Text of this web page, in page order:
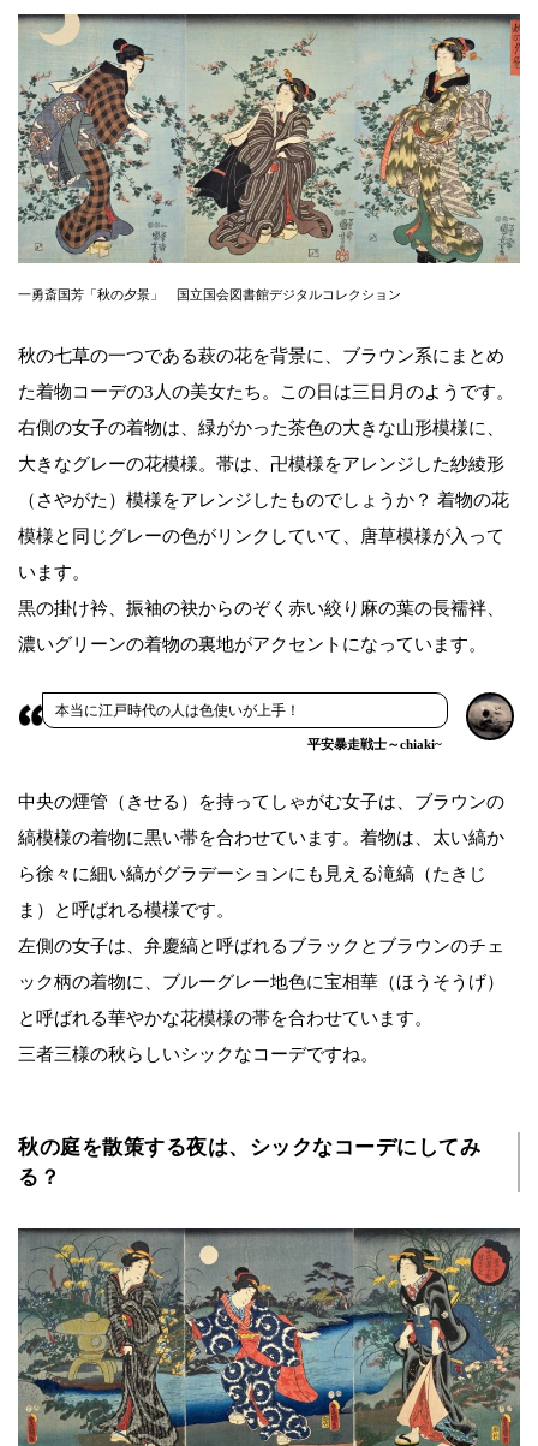
一勇斎国芳「秋の夕景」 国立国会図書館デジタルコレクション
秋の七草の一つである萩の花を背景に、ブラウン系にまとめ
た着物コーデの3人の美女たち。この日は三日月のようです。
右側の女子の着物は、緑がかった茶色の大きな山形模様に、
大きなグレーの花模様。帯は、卍模様をアレンジした紗綾形
（さやがた）模様をアレンジしたものでしょうか？ 着物の花
模様と同じグレーの色がリンクしていて、唐草模様が入って
います。
黒の掛け衿、振袖の袂からのぞく赤い絞り麻の葉の長襦袢、
濃いグリーンの着物の裏地がアクセントになっています。
本当に江戸時代の人は色使いが上手！
平安暴走戦士～chiaki~
中央の煙管（きせる）を持ってしゃがむ女子は、ブラウンの
縞模様の着物に黒い帯を合わせています。着物は、太い縞か
ら徐々に細い縞がグラデーションにも見える滝縞（たきじ
ま）と呼ばれる模様です。
左側の女子は、弁慶縞と呼ばれるブラックとブラウンのチェ
ック柄の着物に、ブルーグレー地色に宝相華（ほうそうげ）
と呼ばれる華やかな花模様の帯を合わせています。
三者三様の秋らしいシックなコーデですね。
秋の庭を散策する夜は、シックなコーデにしてみ
る？